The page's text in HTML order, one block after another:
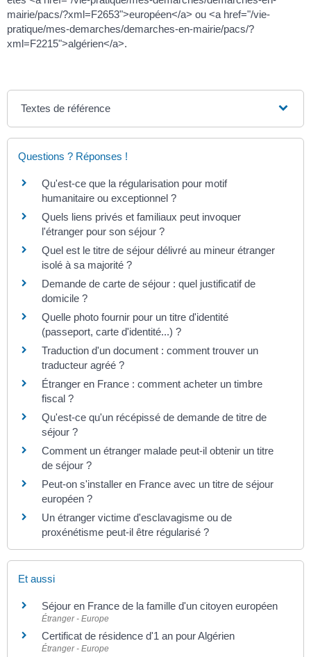
mairie/pacs/?xml=F2653">européen</a> ou <a href="/vie-
pratique/mes-demarches/demarches-en-mairie/pacs/?
xml=F2215">algérien</a>.
Textes de référence
Questions ? Réponses !
Qu'est-ce que la régularisation pour motif
humanitaire ou exceptionnel ?
Quels liens privés et familiaux peut invoquer
l'étranger pour son séjour ?
Quel est le titre de séjour délivré au mineur étranger
isolé à sa majorité ?
Demande de carte de séjour : quel justificatif de
domicile ?
Quelle photo fournir pour un titre d'identité
(passeport, carte d'identité...) ?
Traduction d'un document : comment trouver un
traducteur agréé ?
Étranger en France : comment acheter un timbre
fiscal ?
Qu'est-ce qu'un récépissé de demande de titre de
séjour ?
Comment un étranger malade peut-il obtenir un titre
de séjour ?
Peut-on s'installer en France avec un titre de séjour
européen ?
Un étranger victime d'esclavagisme ou de
proxénétisme peut-il être régularisé ?
Et aussi
Séjour en France de la famille d'un citoyen européen
Étranger - Europe
Certificat de résidence d'1 an pour Algérien
Étranger - Europe